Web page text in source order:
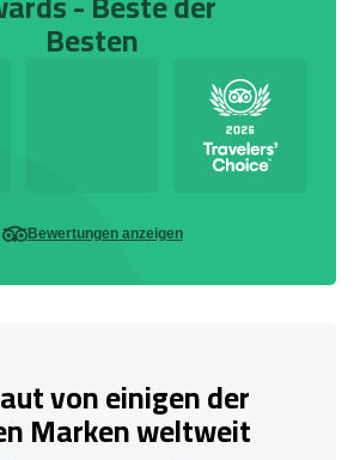
Besten
Bewertungen anzeigen
von einigen der
Marken weltweit